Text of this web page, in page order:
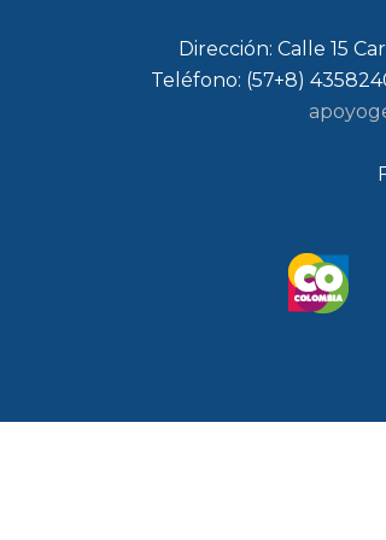
Dirección: Calle 15
Teléfono: (57+8)